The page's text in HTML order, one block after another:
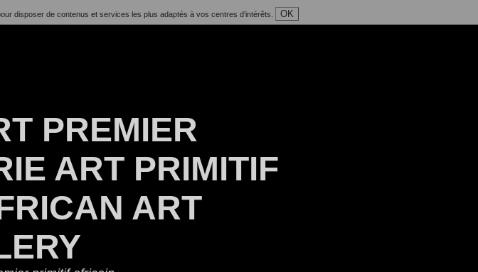
disposer de contenus et services les plus adaptés à vos centres d'intérêts. OK
PREMIER
ART PRIMITIF
ART